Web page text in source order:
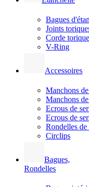
Bagues
Joints
Corde torique
V-Ring
Accessoires
Manchons
Manchons
Ecrous de
Ecrous de
Rondelles de
Circlips
Bagues,
Rondelles